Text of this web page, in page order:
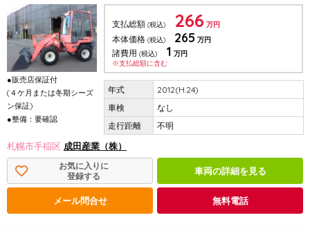
●販売店保証付
(４ケ月または冬期シーズ
ン保証)
●整備：要確認
支払総額 (税込) 266 万円
本体価格 (税込) 265 万円
諸費用 (税込) 1 万円
※支払総額に含む
2012(H.24)
なし
不明
札幌市手稲区 成田産業（株）
お気に入りに
登録する
車両の詳細を見る
メール問合せ 無料電話